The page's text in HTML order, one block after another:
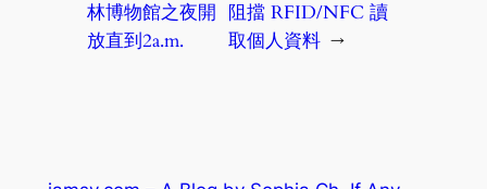
林博物館之夜開
放直到2a.m.
阻擋 RFID/NFC 讀
取個人資料 →